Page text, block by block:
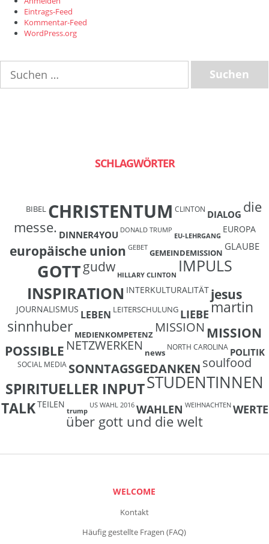
Eintrags-Feed
Kommentar-Feed
WordPress.org
nach:
SCHLAGWÖRTER
BIBEL CHRISTENTUM CLINTON DIALOG die
messe. DINNER4YOU DONALD TRUMP
EU-LEHRGANG
EUROPA
europäische union GEBET GEMEINDEMISSION
GLAUBE
GOTTgudw HILLARY CLINTON IMPULS
INSPIRATION INTERKULTURALITÄT jesus
JOURNALISMUS LEBEN LEITERSCHULUNG LIEBEmartin
sinnhuber MEDIENKOMPETENZ MISSION MISSION
POSSIBLE NETZWERKEN news
NORTH CAROLINA POLITIK
SOCIAL MEDIA SONNTAGSGEDANKENsoulfood
SPIRITUELLER INPUTSTUDENTINNEN
TALKTEILEN
trump
US WAHL 2016 WAHLEN WEIHNACHTEN WERTE
über gott und die welt
WELCOME
Kontakt
Häufig gestellte Fragen (FAQ)